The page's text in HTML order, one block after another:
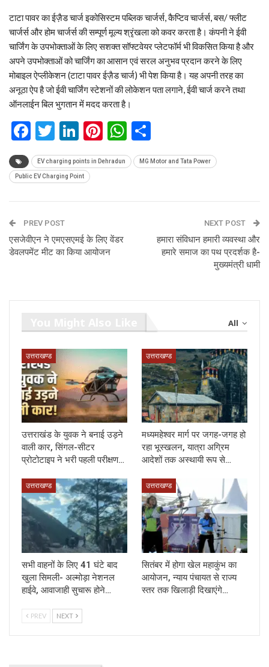
टाटा पावर का ईज़ैड चार्ज इकोसिस्टम पब्लिक चार्जर्स, कैप्टिव चार्जर्स, बस/ फ्लीट
चार्जर्स और होम चार्जर्स की सम्पूर्ण मूल्य श्रृंखला को कवर करता है। कंपनी ने ईवी
चार्जिंग के उपभोक्ताओं के लिए सशक्त सॉफ्टवेयर प्लेटफॉर्म भी विकसित किया है और
अपने उपभोक्ताओं को चार्जिंग का आसान एवं सरल अनुभव प्रदान करने के लिए
मोबाइल ऐप्लीकेशन (टाटा पावर ईज़ैड चार्ज) भी पेश किया है। यह अपनी तरह का
अनूठा ऐप है जो ईवी चार्जिंग स्टेशनों की लोकेशन पता लगाने, ईवी चार्ज करने तथा
ऑनलाईन बिल भुगतान में मदद करता है।
Facebook
Twitter
LinkedIn
Pinterest
WhatsApp
EV charging points in Dehradun MG Motor and Tata Power
Public EV Charging Point
PREV POST
एसजेवीएन ने एमएसएमई के लिए वेंडर
डेवलपमेंट मीट का किया आयोजन
NEXT POST
हमारा संविधान हमारी व्यवस्था और
हमारे समाज का पथ प्रदर्शक है-
मुख्यमंत्री धामी
All
उत्तराखण्ड
उत्तराखंड के युवक ने बनाई उड़ने
वाली कार, सिंगल-सीटर
प्रोटोटाइप ने भरी पहली परीक्षण…
उत्तराखण्ड
मध्यमहेश्वर मार्ग पर जगह-जगह हो
रहा भूस्खलन, यात्रा अग्रिम
आदेशों तक अस्थायी रूप से…
उत्तराखण्ड
सभी वाहनों के लिए 41 घंटे बाद
खुला सिमली- अल्मोड़ा नेशनल
हाईवे, आवाजाही सुचारू होने…
उत्तराखण्ड
सितंबर में होगा खेल महाकुंभ का
आयोजन, न्याय पंचायत से राज्य
स्तर तक खिलाड़ी दिखाएंगे…
PREV NEXT